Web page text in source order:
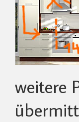
weitere